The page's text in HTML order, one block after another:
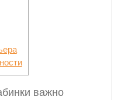
важно